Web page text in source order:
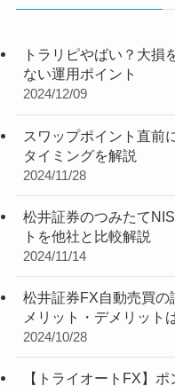
トラリピやばい？大損
ない運用ポイント
2024/12/09
スワップポイント直前
タイミングを解説
2024/11/28
松井証券のつみたて
トを他社と比較解説
2024/11/14
松井証券FX自動売買
メリット・デメリット
2024/10/28
【トライオートFX】